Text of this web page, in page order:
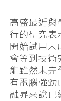
高盛最近與
行的研究表
開始試用未
會等到技術
能雖然未
有電腦強勁
融界來說已